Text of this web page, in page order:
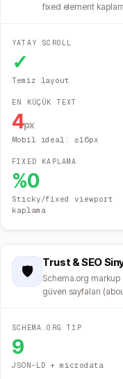
fixed element
YATAY SCROLL
✓
Temiz layout
EN KÜÇÜK TEXT
4px
Mobil ideal: ≥16px
FIXED KAPLAMA
%0
Sticky/fixed viewport
kaplama
🛡️
Trust & SEO
Schema.org markup
güven sayfaları
SCHEMA.ORG TİP
9
JSON-LD + microdata